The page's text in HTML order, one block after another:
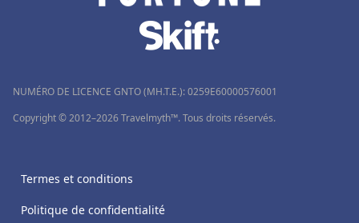
NUMÉRO DE LICENCE GNTO (MH.T.E.): 0259Ε60000576001
Copyright © 2012–2026 Travelmyth™. Tous droits réservés.
Termes et conditions
Politique de confidentialité